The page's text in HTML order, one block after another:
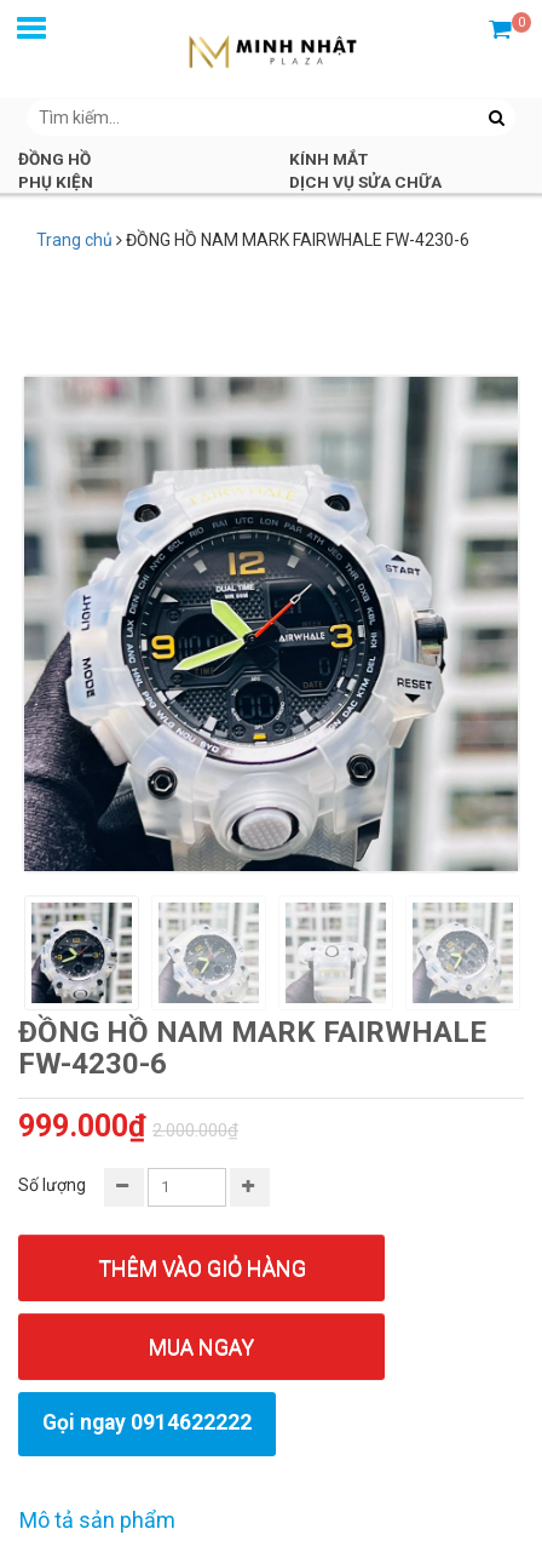
0
ĐỒNG HỒ
KÍNH MẮT
PHỤ KIỆN
DỊCH VỤ SỬA CHỮA
Trang chủ ĐỒNG HỒ NAM MARK FAIRWHALE FW-4230-6
ĐỒNG HỒ NAM MARK FAIRWHALE
FW-4230-6
999.000₫ 2.000.000₫
Số lượng
THÊM VÀO GIỎ HÀNG
MUA NGAY
Gọi ngay 0914622222
Mô tả sản phẩm